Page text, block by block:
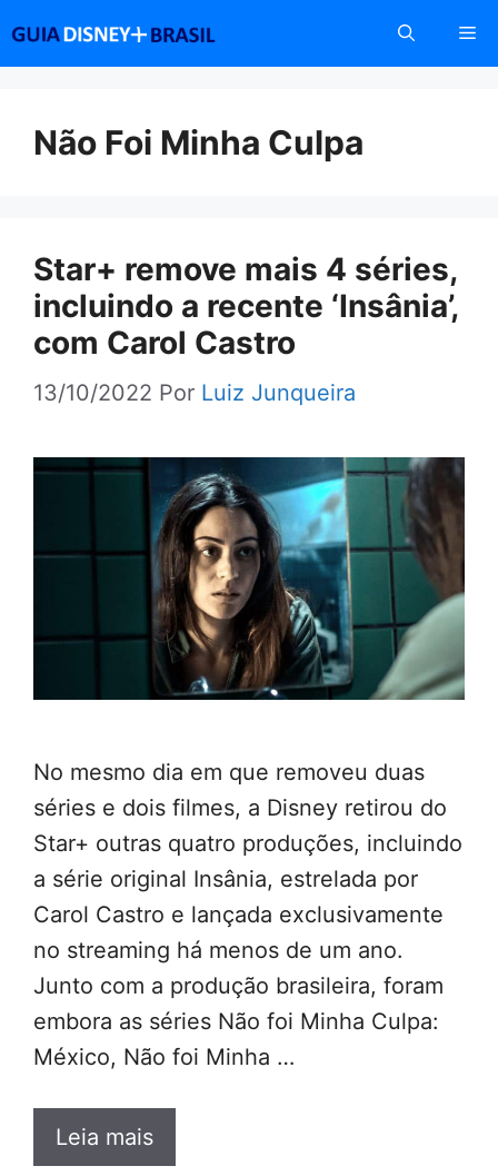
conteúdo
Não Foi Minha Culpa
Star+ remove mais 4 séries,
incluindo a recente ‘Insânia’,
com Carol Castro
13/10/2022 Por Luiz Junqueira
No mesmo dia em que removeu duas
séries e dois filmes, a Disney retirou do
Star+ outras quatro produções, incluindo
a série original Insânia, estrelada por
Carol Castro e lançada exclusivamente
no streaming há menos de um ano.
Junto com a produção brasileira, foram
embora as séries Não foi Minha Culpa:
México, Não foi Minha …
Leia mais